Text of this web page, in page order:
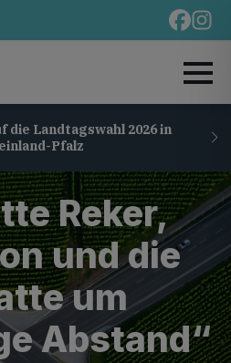
Landtagswahl 2026 in
Pfalz
Reker,
und die
um
Abstand“